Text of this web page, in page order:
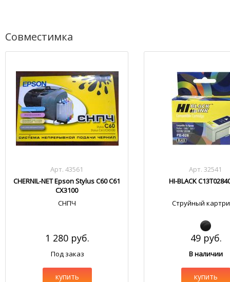
Совместимка
Арт. 43561
CHERNIL-NET Epson Stylus C60 C61
CX3100
СНПЧ
1 280 руб.
Под заказ
купить
Арт. 32541
HI-BLACK
Струйный
49 руб.
В наличии
купить